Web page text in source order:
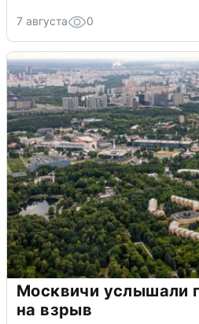
7 августа 0
Москвичи услышали
на взрыв